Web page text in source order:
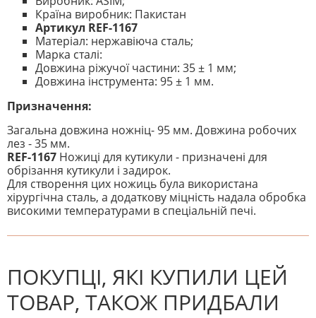
Країна виробник: Пакистан
Артикул REF-1167
Матеріал: нержавіюча сталь;
Марка сталі:
Довжина ріжучої частини: 35 ± 1 мм;
Довжина інструмента: 95 ± 1 мм.
Призначення:
Загальна довжина ножніц- 95 мм. Довжина робочих
лез - 35 мм.
REF-1167 Ножиці для кутикули - призначені для
обрізання кутикули і задирок.
Для створення цих ножиць була використана
хірургічна сталь, а додаткову міцність надала обробка
високими температурами в спеціальній печі.
На даний час немає відгуків. Ви
ПОКУПЦІ, ЯКІ КУПИЛИ ЦЕЙ
ТОВАР, ТАКОЖ ПРИДБАЛИ